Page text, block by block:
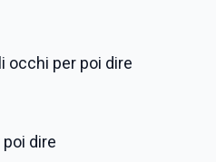
occhi per poi dire
dire